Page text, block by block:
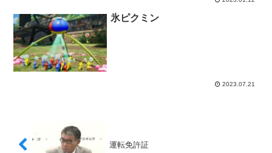
氷ピクミン
2023.07.21
運転免許証